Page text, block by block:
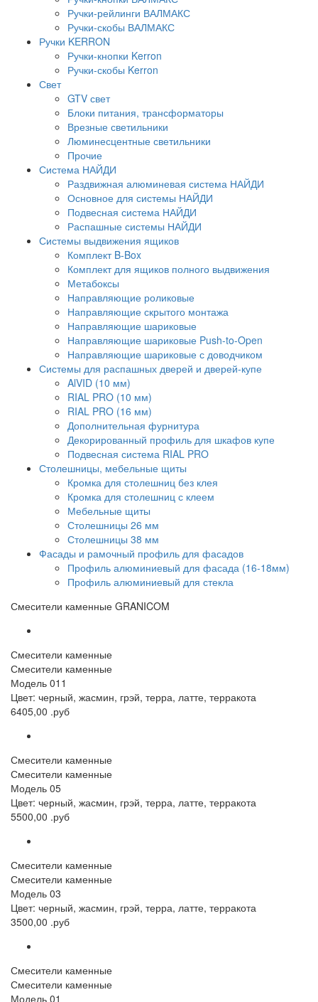
Ручки-рейлинги ВАЛМАКС
Ручки-скобы ВАЛМАКС
Ручки KERRON
Ручки-кнопки Kerron
Ручки-скобы Kerron
Свет
GTV свет
Блоки питания, трансформаторы
Врезные светильники
Люминесцентные светильники
Прочие
Система НАЙДИ
Раздвижная алюминевая система НАЙДИ
Основное для системы НАЙДИ
Подвесная система НАЙДИ
Распашные системы НАЙДИ
Системы выдвижения ящиков
Комплект B-Box
Комплект для ящиков полного выдвижения
Метабоксы
Направляющие роликовые
Направляющие скрытого монтажа
Направляющие шариковые
Направляющие шариковые Push-to-Open
Направляющие шариковые с доводчиком
Системы для распашных дверей и дверей-купе
AlVID (10 мм)
RIAL PRO (10 мм)
RIAL PRO (16 мм)
Дополнительная фурнитура
Декорированный профиль для шкафов купе
Подвесная система RIAL PRO
Столешницы, мебельные щиты
Кромка для столешниц без клея
Кромка для столешниц с клеем
Мебельные щиты
Столешницы 26 мм
Столешницы 38 мм
Фасады и рамочный профиль для фасадов
Профиль алюминиевый для фасада (16-18мм)
Профиль алюминиевый для стекла
Смесители каменные GRANICOM
Смесители каменные
Смесители каменные
Модель 011
Цвет: черный, жасмин, грэй, терра, латте, терракота
6405,00 .руб
Смесители каменные
Смесители каменные
Модель 05
Цвет: черный, жасмин, грэй, терра, латте, терракота
5500,00 .руб
Смесители каменные
Смесители каменные
Модель 03
Цвет: черный, жасмин, грэй, терра, латте, терракота
3500,00 .руб
Смесители каменные
Смесители каменные
Модель 01